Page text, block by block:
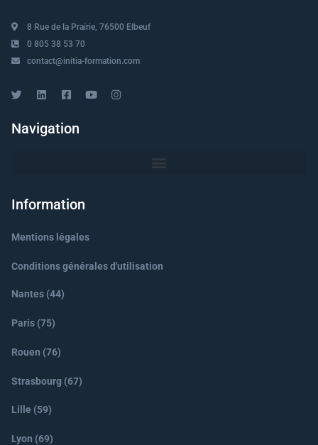
8 Rue de la Prairie, 76500 Elbeuf
0 805 38 53 70
contact@initia-formation.com
Navigation
Information
Mentions légales
Conditions générales d'utilisation
Nantes (44)
Paris (75)
Rouen (76)
Strasbourg (67)
Lille (59)
Lyon (69)